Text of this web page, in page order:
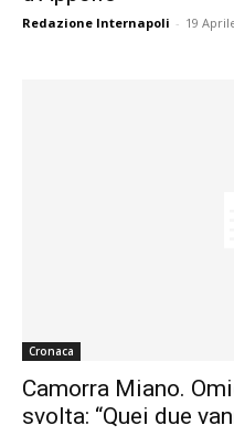
Redazione Internapoli - 19
Cronaca
Camorra Miano.
svolta: “Quei due